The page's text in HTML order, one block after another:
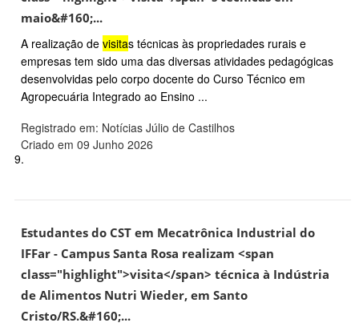
maio&#160;...
A realização de visitas técnicas às propriedades rurais e
empresas tem sido uma das diversas atividades pedagógicas
desenvolvidas pelo corpo docente do Curso Técnico em
Agropecuária Integrado ao Ensino ...
Registrado em: Notícias Júlio de Castilhos
Criado em 09 Junho 2026
9.
Estudantes do CST em Mecatrônica Industrial do
IFFar - Campus Santa Rosa realizam <span
class="highlight">visita</span> técnica à Indústria
de Alimentos Nutri Wieder, em Santo
Cristo/RS.&#160;...